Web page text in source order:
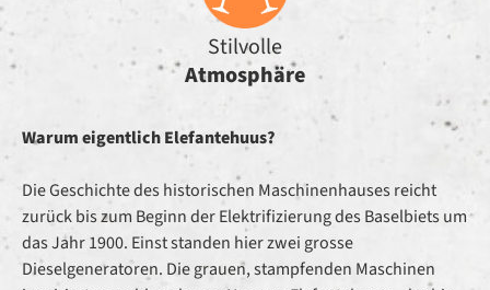
Stilvolle
Atmosphäre
Warum eigentlich Elefantehuus?
Die Geschichte des historischen Maschinenhauses reicht
zurück bis zum Beginn der Elektrifizierung des Baselbiets um
das Jahr 1900. Einst standen hier zwei grosse
Dieselgeneratoren. Die grauen, stampfenden Maschinen